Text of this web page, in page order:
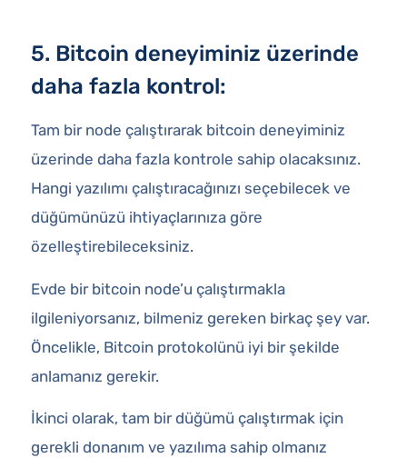
5. Bitcoin deneyiminiz üzerinde
daha fazla kontrol:
Tam bir node çalıştırarak bitcoin deneyiminiz
üzerinde daha fazla kontrole sahip olacaksınız.
Hangi yazılımı çalıştıracağınızı seçebilecek ve
düğümünüzü ihtiyaçlarınıza göre
özelleştirebileceksiniz.
Evde bir bitcoin node’u çalıştırmakla
ilgileniyorsanız, bilmeniz gereken birkaç şey var.
Öncelikle, Bitcoin protokolünü iyi bir şekilde
anlamanız gerekir.
İkinci olarak, tam bir düğümü çalıştırmak için
gerekli donanım ve yazılıma sahip olmanız